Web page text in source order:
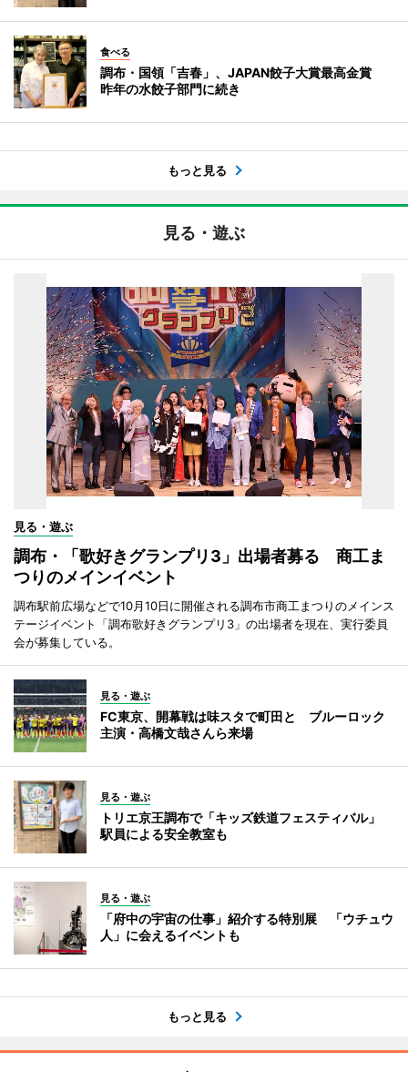
食べる
調布・国領「吉春」、JAPAN餃子大賞最高金賞
昨年の水餃子部門に続き
もっと見る
見る・遊ぶ
見る・遊ぶ
調布・「歌好きグランプリ3」出場者募る 商工ま
つりのメインイベント
調布駅前広場などで10月10日に開催される調布市商工まつりのメインス
テージイベント「調布歌好きグランプリ3」の出場者を現在、実行委員
会が募集している。
見る・遊ぶ
FC東京、開幕戦は味スタで町田と ブルーロック
主演・高橋文哉さんら来場
見る・遊ぶ
トリエ京王調布で「キッズ鉄道フェスティバル」
駅員による安全教室も
見る・遊ぶ
「府中の宇宙の仕事」紹介する特別展 「ウチュウ
人」に会えるイベントも
もっと見る